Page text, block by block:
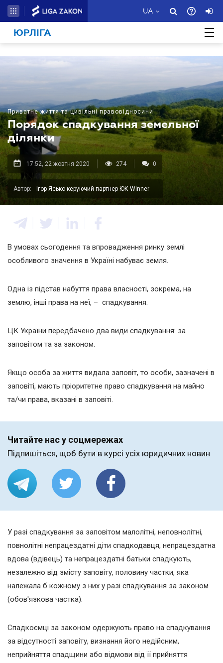
UA
ЮРЛІГА
Приватне життя та цивільні правовідносини
Порядок спадкування земельної
ділянки
17.52, 22 жовтня 2020 274 0
Автор: Ігор Ясько керуючий партнер ЮК Winner
В умовах сьогодення та впровадження ринку землі
особливого значення в Україні набуває земля.
Одна із підстав набуття права власності, зокрема, на
землю, інші права на неї, – спадкування.
ЦК України передбачено два види спадкування: за
заповітом та за законом.
Якщо особа за життя видала заповіт, то особи, зазначені в
заповіті, мають пріоритетне право спадкування на майно
та/чи права, вказані в заповіті.
Читайте нас у соцмережах
Підпишіться, щоб бути в курсі усіх юридичних новин
У разі спадкування за заповітом малолітні, неповнолітні,
повнолітні непрацездатні діти спадкодавця, непрацездатна
вдова (вдівець) та непрацездатні батьки спадкують,
незалежно від змісту заповіту, половину частки, яка
належала б кожному з них у разі спадкування за законом
(обов'язкова частка).
Спадкоємці за законом одержують право на спадкування
за відсутності заповіту, визнання його недійсним,
неприйняття спадщини або відмови від її прийняття